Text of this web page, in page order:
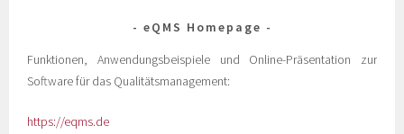
eQMS Homepage
Funktionen, Anwendungsbeispiele und Online-Präsentation zur
Software für das Qualitätsmanagement:
https://eqms.de